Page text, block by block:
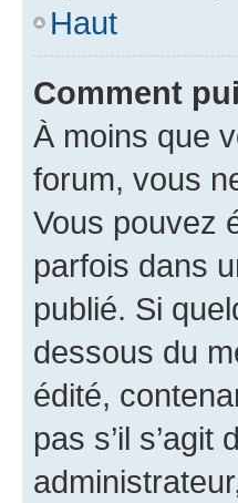
Haut
Comment
À moins que
forum, vous
Vous pouvez
parfois dans
publié. Si
dessous du
édité,
pas s’il